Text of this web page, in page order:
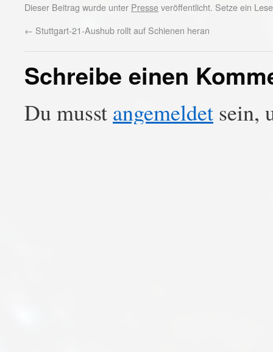
Dieser Beitrag wurde unter Presseveröffentlicht. Setze ein
← Stuttgart-21-Aushub rollt auf Schienen heran
Schreibe einen
Du musst angemeldet sein,